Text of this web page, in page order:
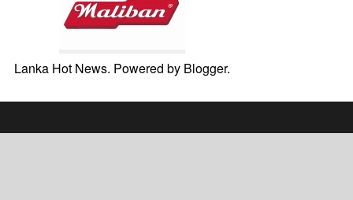
Lanka Hot News. Powered by Blogger.